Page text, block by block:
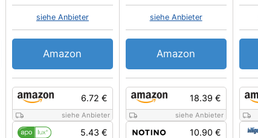
6.72 €
siehe Anbieter
5.43 €
siehe Anbieter
Amazon
18.39 €
siehe Anbieter
10.90 €
siehe Anbieter
Amazon